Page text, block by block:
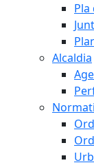
Pla
Alcaldia